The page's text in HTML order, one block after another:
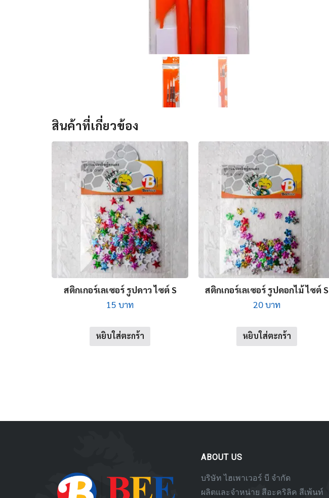
สินค้าที่เกี่ยวข้อง
สติกเกอร์เลเซอร์ รูปดาว ไซต์ S
15 บาท
หยิบใส่ตะกร้า
สติกเกอร์เลเซอร์ รูปดอกไม้ ไซต์ S
20บาท
หยิบใส่ตะกร้า
ABOUT US
บริษัท ไฮเพาเวอร์ บี จำกัด
ผลิตและจำหน่าย สีอะคริลิค สีเพ้นท์